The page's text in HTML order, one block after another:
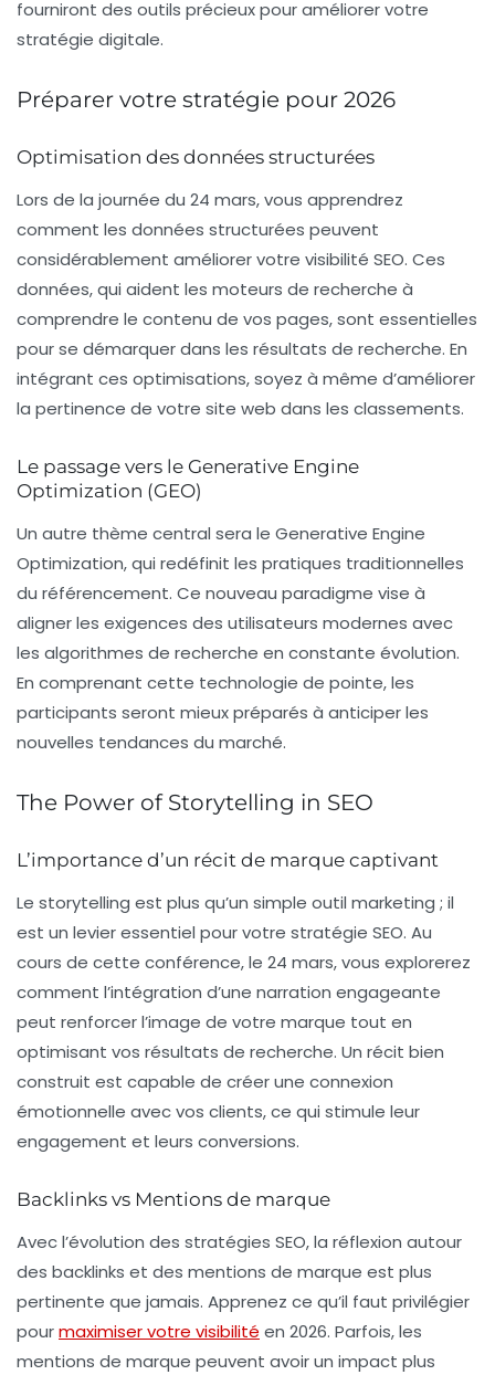
fourniront des outils précieux pour améliorer votre
stratégie digitale.
Préparer votre stratégie pour 2026
Optimisation des données structurées
Lors de la journée du 24 mars, vous apprendrez
comment les données structurées peuvent
considérablement améliorer votre visibilité SEO. Ces
données, qui aident les moteurs de recherche à
comprendre le contenu de vos pages, sont essentielles
pour se démarquer dans les résultats de recherche. En
intégrant ces optimisations, soyez à même d’améliorer
la pertinence de votre site web dans les classements.
Le passage vers le Generative Engine
Optimization (GEO)
Un autre thème central sera le Generative Engine
Optimization, qui redéfinit les pratiques traditionnelles
du référencement. Ce nouveau paradigme vise à
aligner les exigences des utilisateurs modernes avec
les algorithmes de recherche en constante évolution.
En comprenant cette technologie de pointe, les
participants seront mieux préparés à anticiper les
nouvelles tendances du marché.
The Power of Storytelling in SEO
L’importance d’un récit de marque captivant
Le storytelling est plus qu’un simple outil marketing ; il
est un levier essentiel pour votre stratégie SEO. Au
cours de cette conférence, le 24 mars, vous explorerez
comment l’intégration d’une narration engageante
peut renforcer l’image de votre marque tout en
optimisant vos résultats de recherche. Un récit bien
construit est capable de créer une connexion
émotionnelle avec vos clients, ce qui stimule leur
engagement et leurs conversions.
Backlinks vs Mentions de marque
Avec l’évolution des stratégies SEO, la réflexion autour
des backlinks et des mentions de marque est plus
pertinente que jamais. Apprenez ce qu’il faut privilégier
pourmaximiser votre visibilité en 2026. Parfois, les
mentions de marque peuvent avoir un impact plus